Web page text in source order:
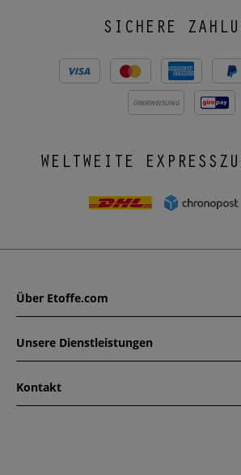
SICHERE
ÜBERWEISUNG
WELTWEITE
Über Etoffe.com
Unsere Dienstleistungen
Kontakt